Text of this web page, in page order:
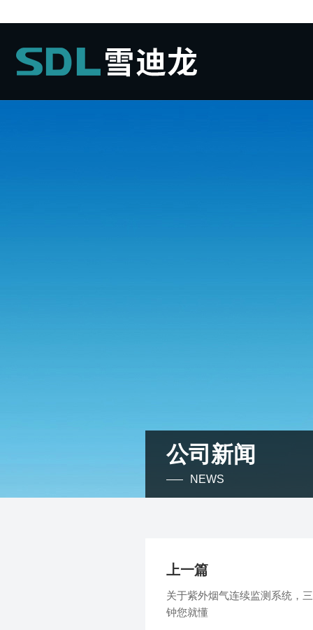
公司新闻
NEWS
上一篇
关于紫外烟气连续监测系统，
钟您就懂